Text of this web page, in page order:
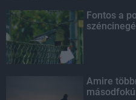
Fontos a
Amire